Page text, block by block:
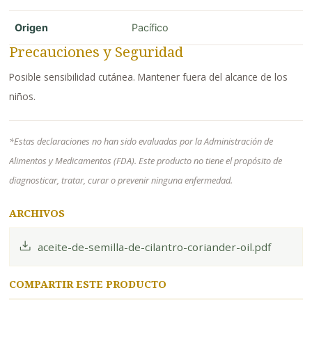
Origen Pacífico
Precauciones y Seguridad
Posible sensibilidad cutánea. Mantener fuera del alcance de los
niños.
*Estas declaraciones no han sido evaluadas por la Administración de
Alimentos y Medicamentos (FDA). Este producto no tiene el propósito de
diagnosticar, tratar, curar o prevenir ninguna enfermedad.
ARCHIVOS
aceite-de-semilla-de-cilantro-coriander-oil.pdf
COMPARTIR ESTE PRODUCTO